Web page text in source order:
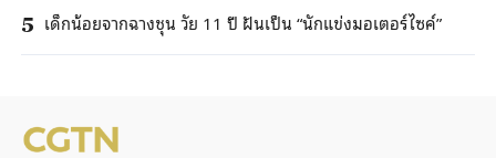
5 เด็กน้อยจากฉางชุน วัย 11 ปี ฝันเป็น “นักแข่งมอเตอร์ไซค์”